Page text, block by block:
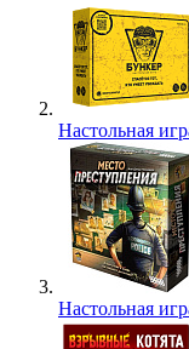
Настольная
Настольная